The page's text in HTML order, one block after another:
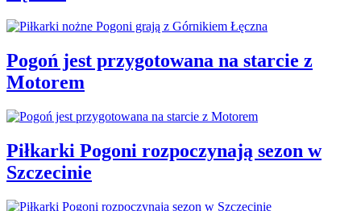
Pogoń jest przygotowana na starcie z
Motorem
Piłkarki Pogoni rozpoczynają sezon w
Szczecinie